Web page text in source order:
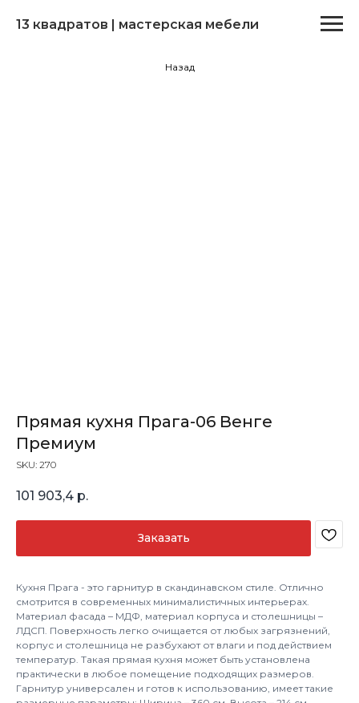
13 квадратов | мастерская мебели
Назад
Прямая кухня Прага-06 Венге
Премиум
SKU: 270
101 903,4 р.
Заказать
Кухня Прага - это гарнитур в скандинавском стиле. Отлично
смотрится в современных минималистичных интерьерах.
Материал фасада – МДФ, материал корпуса и столешницы –
ЛДСП. Поверхность легко очищается от любых загрязнений,
корпус и столешница не разбухают от влаги и под действием
температур. Такая прямая кухня может быть установлена
практически в любое помещение подходящих размеров.
Гарнитур универсален и готов к использованию, имеет такие